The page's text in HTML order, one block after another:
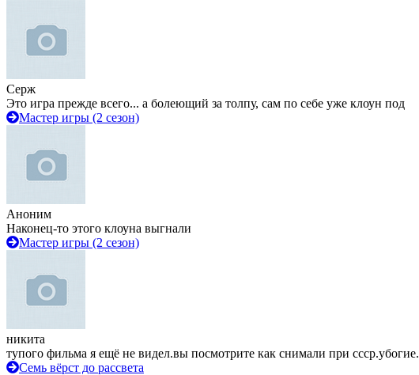
Серж
Это игра прежде всего... а болеющий за толпу, сам по себе уже клоун под
Мастер игры (2 сезон)
Аноним
Наконец-то этого клоуна выгнали
Мастер игры (2 сезон)
никита
тупого фильма я ещё не видел.вы посмотрите как снимали при ссср.убогие.
Семь вёрст до рассвета